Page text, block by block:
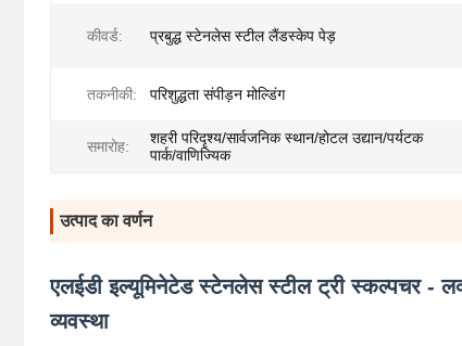
कीवर्ड: प्रबुद्ध स्टेनलेस स्टील लैंडस्केप पेड़
तकनीकी: परिशुद्धता संपीड़न मोल्डिंग
समारोह:
शहरी परिदृश्य/सार्वजनिक स्थान/होटल उद्यान/पर्यटक
पार्क/वाणिज्यिक
उत्पाद का वर्णन
एलईडी इल्यूमिनेटेड स्टेनलेस स्टील ट्री स्कल्पचर -
व्यवस्था